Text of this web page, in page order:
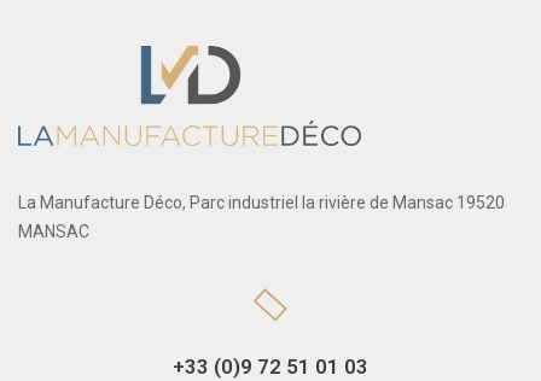
La Manufacture Déco, Parc industriel la rivière de Mansac 19520
MANSAC
+33 (0)9 72 51 01 03